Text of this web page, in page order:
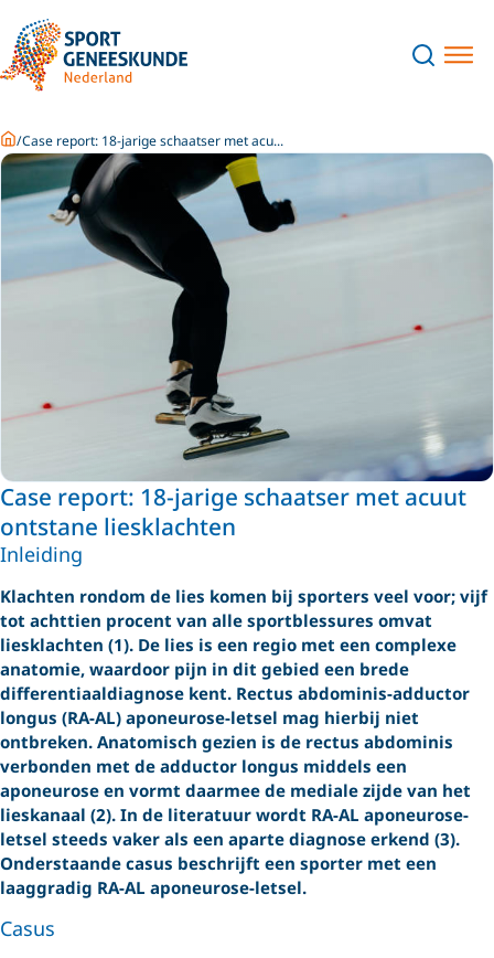
HomeCase report: 18-jarige schaatser met acu...
Case report: 18-jarige schaatser met acuut
ontstane liesklachten
Inleiding
Klachten rondom de lies komen bij sporters veel voor; vijf
tot achttien procent van alle sportblessures omvat
liesklachten (1). De lies is een regio met een complexe
anatomie, waardoor pijn in dit gebied een brede
differentiaaldiagnose kent. Rectus abdominis-adductor
longus (RA-AL) aponeurose-letsel mag hierbij niet
ontbreken. Anatomisch gezien is de rectus abdominis
verbonden met de adductor longus middels een
aponeurose en vormt daarmee de mediale zijde van het
lieskanaal (2). In de literatuur wordt RA-AL aponeurose-
letsel steeds vaker als een aparte diagnose erkend (3).
Onderstaande casus beschrijft een sporter met een
laaggradig RA-AL aponeurose-letsel.
Casus